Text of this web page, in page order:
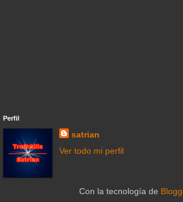
Perfil
satrian
Ver todo mi perfil
Con la tecnología de